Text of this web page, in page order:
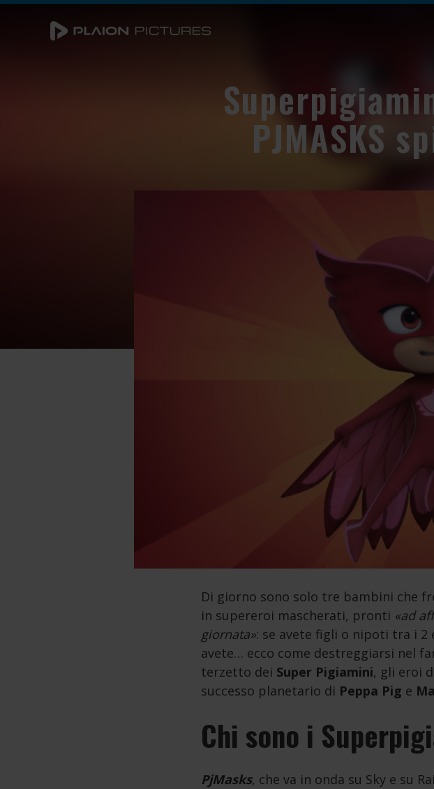
PJMASKS
Di giorno sono solo tre bambini che
in supereroi mascherati, pronti «ad
giornata»: se avete figli o nipoti tra i 2
avete… ecco come destreggiarsi nel
terzetto dei Super Pigiamini, gli eroi
successo planetario di Peppa Pig e
Chi sono i
PjMasks, che va in onda su Sky e su